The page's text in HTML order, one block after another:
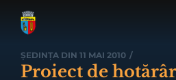
ȘEDINȚA DIN 11 MAI 2010 /
Proiect de